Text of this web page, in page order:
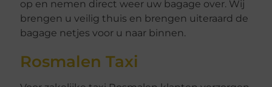
op en nemen direct weer uw bagage over. Wij
brengen u veilig thuis en brengen uiteraard de
bagage netjes voor u naar binnen.
Rosmalen Taxi